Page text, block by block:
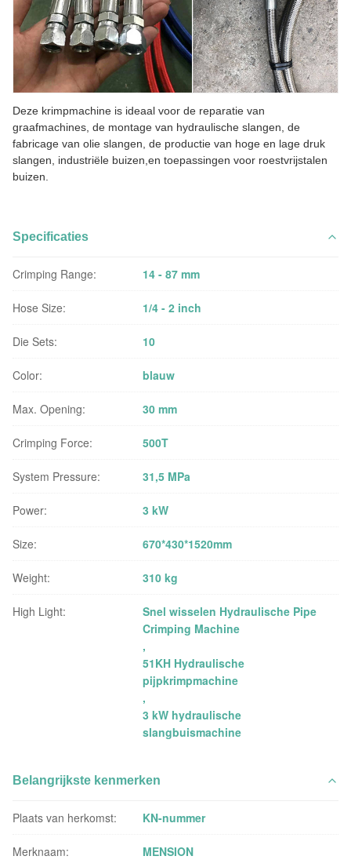
Deze krimpmachine is ideaal voor de reparatie van
graafmachines, de montage van hydraulische slangen, de
fabricage van olie slangen, de productie van hoge en lage druk
slangen, industriële buizen,en toepassingen voor roestvrijstalen
buizen.
Specificaties
Crimping Range: 14 - 87 mm
Hose Size: 1/4 - 2 inch
Die Sets: 10
Color: blauw
Max. Opening: 30 mm
Crimping Force: 500T
System Pressure: 31,5 MPa
Power: 3 kW
Size: 670*430*1520mm
Weight: 310 kg
High Light:
Snel wisselen Hydraulische Pipe
Crimping Machine
,
51KH Hydraulische
pijpkrimpmachine
,
3 kW hydraulische
slangbuismachine
Belangrijkste kenmerken
Plaats van herkomst: KN-nummer
Merknaam: MENSION